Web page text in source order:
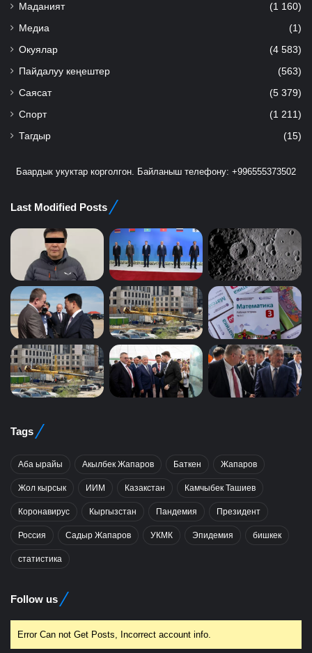
Маданият (1 160)
Медиа (1)
Окуялар (4 583)
Пайдалуу кеңештер (563)
Саясат (5 379)
Спорт (1 211)
Тагдыр (15)
Баардык укуктар корголгон. Байланыш телефону: +996555373502
Last Modified Posts
Tags
Аба ырайы Акылбек Жапаров Баткен Жапаров
Жол кырсык ИИМ Казакстан Камчыбек Ташиев
Коронавирус Кыргызстан Пандемия Президент
Россия Садыр Жапаров УКМК Эпидемия бишкек
статистика
Follow us
Error Can not Get Posts, Incorrect account info.